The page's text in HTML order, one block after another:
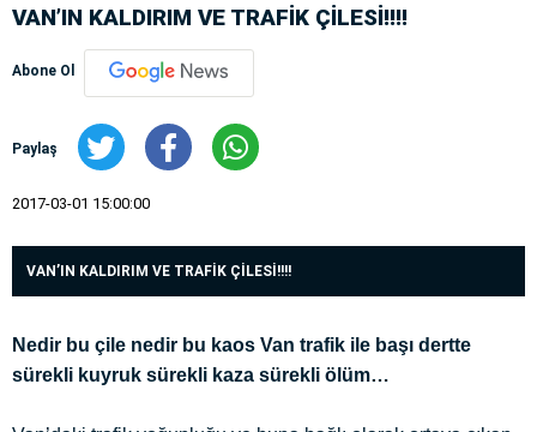
VAN’IN KALDIRIM VE TRAFİK ÇİLESİ!!!!
Abone Ol
Paylaş
2017-03-01 15:00:00
VAN’IN KALDIRIM VE TRAFİK ÇİLESİ!!!!
Nedir bu çile nedir bu kaos Van trafik ile başı dertte
sürekli kuyruk sürekli kaza sürekli ölüm…